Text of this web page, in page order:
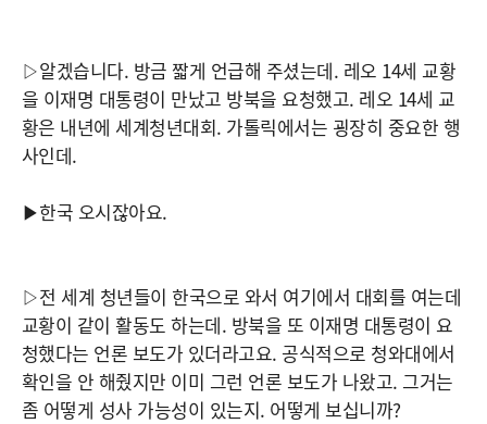
▷알겠습니다. 방금 짧게 언급해 주셨는데. 레오 14세 교황
을 이재명 대통령이 만났고 방북을 요청했고. 레오 14세 교
황은 내년에 세계청년대회. 가톨릭에서는 굉장히 중요한 행
사인데.
▶한국 오시잖아요.
▷전 세계 청년들이 한국으로 와서 여기에서 대회를 여는데
교황이 같이 활동도 하는데. 방북을 또 이재명 대통령이 요
청했다는 언론 보도가 있더라고요. 공식적으로 청와대에서
확인을 안 해줬지만 이미 그런 언론 보도가 나왔고. 그거는
좀 어떻게 성사 가능성이 있는지. 어떻게 보십니까?